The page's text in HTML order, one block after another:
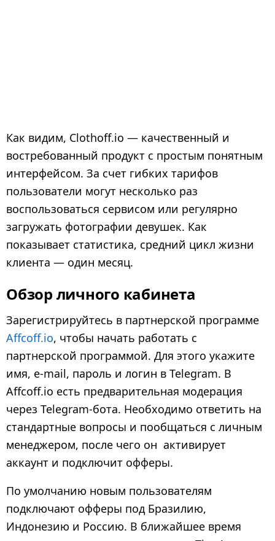
Как видим, Clothoff.io — качественный и
востребованный продукт с простым понятным
интерфейсом. За счет гибких тарифов
пользователи могут несколько раз
воспользоваться сервисом или регулярно
загружать фотографии девушек. Как
показывает статистика, средний цикл жизни
клиента — один месяц.
Обзор личного кабинета
Зарегистрируйтесь в партнерской программе
Affcoff.io, чтобы начать работать с
партнерской программой. Для этого укажите
имя, e-mail, пароль и логин в Telegram. В
Affcoff.io есть предварительная модерация
через Telegram-бота. Необходимо ответить на
стандартные вопросы и пообщаться с личным
менеджером, после чего он активирует
аккаунт и подключит офферы.
По умолчанию новым пользователям
подключают офферы под Бразилию,
Индонезию и Россию. В ближайшее время